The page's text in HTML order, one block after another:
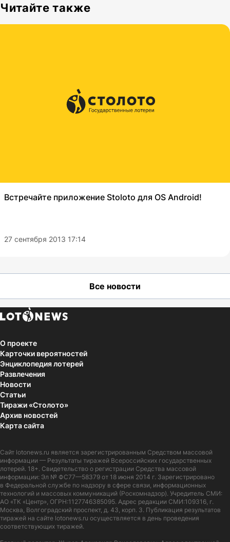
Читайте также
Встречайте приложение Stoloto для OS Android!
27 сентября 2013 17:14
Все новости
О проекте
Карточки вероятностей
Энциклопедия лотерей
Развлечения
Новости
Статьи
Тиражи «Столото»
Архив новостей
Карта сайта
Сайт lotonews.ru является зарегистрированным Средством массовой
информации — Результаты тиражей Всероссийских государственных
лотерей. 18+. Свидетельство о регистрации Средства массовой
информации: Эл № ФС77—58379 от 18 июня 2014 г. Зарегистрировано
в Федеральной службе по надзору в сфере связи, информационных
технологий и массовых коммуникаций (Роскомнадзор). Учредитель СМИ:
АО «ТК «Центр», ОГРН:1127746385095. Адрес редакции СМИ:109316, г.
Москва, Волгоградский проспект, д. 43, корп. 3. Публикация результатов
тиражей на сайте lotonews.ru осуществляется в день проведения
соответствующих тиражей.